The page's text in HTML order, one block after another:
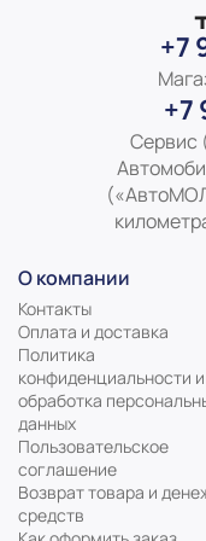
+7
+7
Сервис
О компании
Контакты
Оплата и доставка
Политика
конфиденциальности и
обработка
данных
Пользовательское
соглашение
Возврат товара и
средств